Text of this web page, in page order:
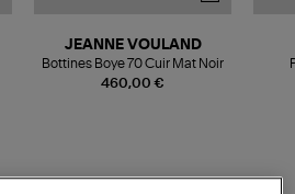
460,00 €
JEANNE VOULAND
Bottines Boye 70 Cuir Mat Noir